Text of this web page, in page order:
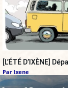
[L’ÉTÉ D’IXÈNE]
Par Ixene